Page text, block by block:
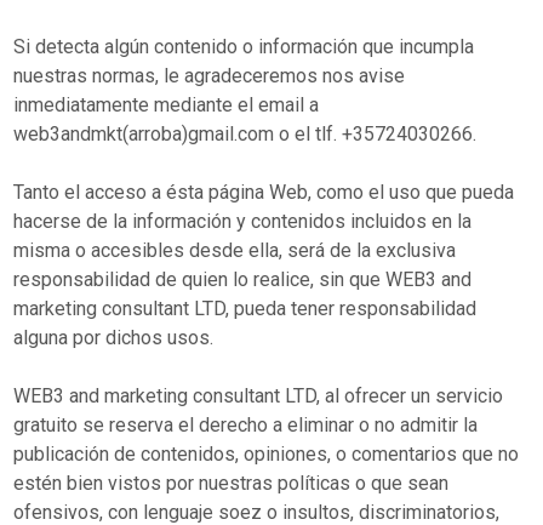
Si detecta algún contenido o información que incumpla
nuestras normas, le agradeceremos nos avise
inmediatamente mediante el email a
web3andmkt(arroba)gmail.com o el tlf. +35724030266.
Tanto el acceso a ésta página Web, como el uso que pueda
hacerse de la información y contenidos incluidos en la
misma o accesibles desde ella, será de la exclusiva
responsabilidad de quien lo realice, sin que WEB3 and
marketing consultant LTD, pueda tener responsabilidad
alguna por dichos usos.
WEB3 and marketing consultant LTD, al ofrecer un servicio
gratuito se reserva el derecho a eliminar o no admitir la
publicación de contenidos, opiniones, o comentarios que no
estén bien vistos por nuestras políticas o que sean
ofensivos, con lenguaje soez o insultos, discriminatorios,